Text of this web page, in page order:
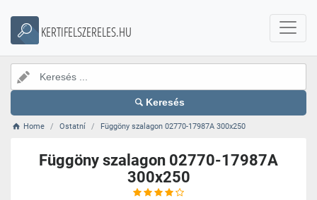
KERTIFELSZERELES.HU
Keresés
Home Ostatní Függöny szalagon 02770-17987A 300x250
Függöny szalagon 02770-17987A
300x250